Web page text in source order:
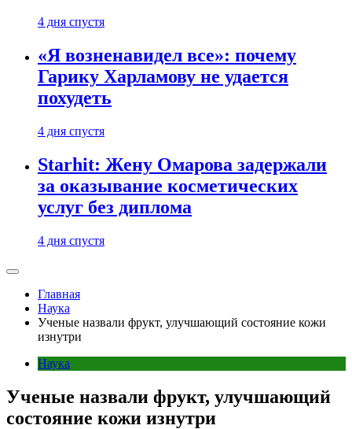
4 дня спустя
«Я возненавидел все»: почему
Гарику Харламову не удается
похудеть
4 дня спустя
Starhit: Жену Омарова задержали
за оказывание косметических
услуг без диплома
4 дня спустя
Главная
Наука
Ученые назвали фрукт, улучшающий состояние кожи
изнутри
Наука
Ученые назвали фрукт, улучшающий
состояние кожи изнутри